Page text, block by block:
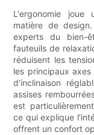
L'ergonomie joue
matière de
experts du bien-
fauteuils de
réduisent les
les principaux
d'inclinaison
assises
est
ce qui explique
offrent un confort